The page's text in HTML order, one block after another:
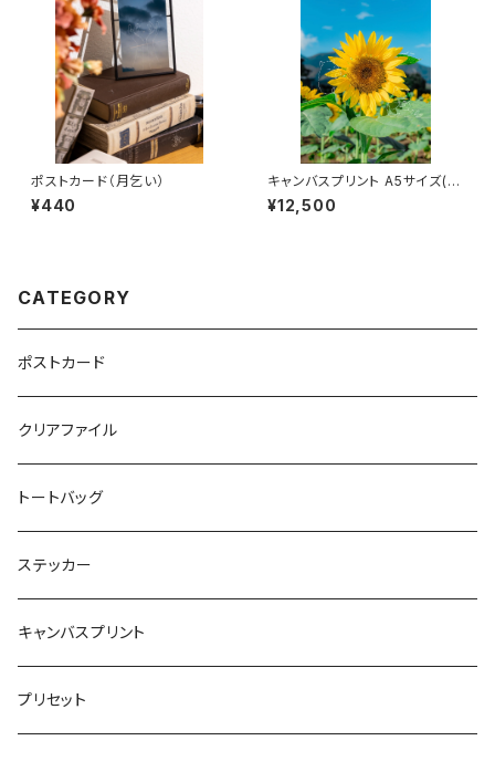
ポストカード（月乞い）
¥440
キャンバスプリント A5サイズ(大
好きなのは)
¥12,500
CATEGORY
ポストカード
クリアファイル
トートバッグ
ステッカー
キャンバスプリント
プリセット